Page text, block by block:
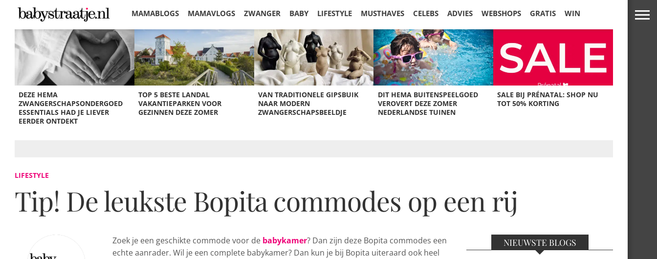
MAMABLOGS MAMAVLOGS ZWANGER BABY LIFESTYLE MUSTHAVES CELEBS ADVIES WEBSHOPS GRATIS WIN
KORTINGEN
DEZE HEMA
ZWANGERSCHAPSONDERGOED
ESSENTIALS HAD JE LIEVER
EERDER ONTDEKT
TOP 5 BESTE LANDAL
VAKANTIEPARKEN VOOR
GEZINNEN DEZE ZOMER
VAN TRADITIONELE GIPSBUIK
NAAR MODERN
ZWANGERSCHAPSBEELDJE
DIT HEMA BUITENSPEELGOED
VEROVERT DEZE ZOMER
NEDERLANDSE TUINEN
SALE BIJ PRÉNATAL: SHOP NU
TOT 50% KORTING
LIFESTYLE
Tip! De leukste Bopita commodes op een rij
Zoek je een geschikte commode voor de babykamer? Dan zijn deze Bopita commodes een
echte aanrader. Wil je een complete babykamer? Dan kun je bij Bopita uiteraard ook heel
NIEUWSTE BLOGS